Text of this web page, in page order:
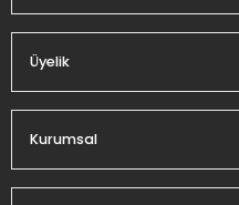
Üyelik
Kurumsal